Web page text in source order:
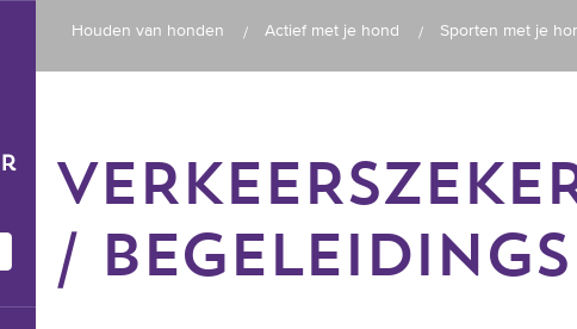
Houden van honden Actief met je hond Sporten met je
/